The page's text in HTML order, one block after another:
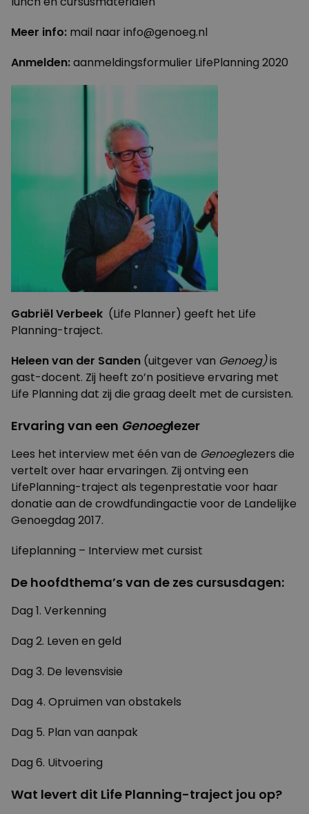
Meer info: mail naar info@genoeg.nl
Anmelden:aanmeldingsformulier LifePlanning 2020
Gabriël Verbeek (Life Planner) geeft het Life
Planning-traject.
Heleen van der Sanden (uitgever van Genoeg)is
gast-docent. Zij heeft zo’n positieve ervaring met
Life Planning dat zij die graag deelt met de cursisten.
Ervaring van een Genoeglezer
Lees het interview met één van de Genoeglezers die
vertelt over haar ervaringen. Zij ontving een
LifePlanning-traject als tegenprestatie voor haar
donatie aan de crowdfundingactie voor de Landelijke
Genoegdag 2017.
Lifeplanning – Interview met cursist
De hoofdthema’s van de zes cursusdagen:
Dag 1. Verkenning
Dag 2. Leven en geld
Dag 3. De levensvisie
Dag 4. Opruimen van obstakels
Dag 5. Plan van aanpak
Dag 6. Uitvoering
Wat levert dit Life Planning-traject jou op?